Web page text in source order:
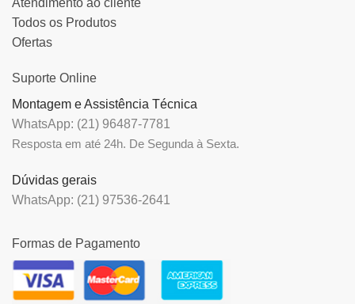
Todos os Produtos
Ofertas
Suporte Online
Montagem e Assistência Técnica
WhatsApp: (21) 96487-7781
Resposta em até 24h. De Segunda à Sexta.
Dúvidas gerais
WhatsApp: (21) 97536-2641
Formas de Pagamento